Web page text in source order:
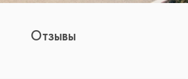
Отзывы